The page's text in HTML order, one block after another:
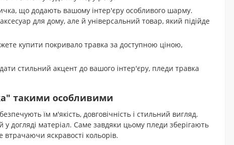
що додають вашому інтер'єру особливого шарму.
для дому, але й універсальний товар, який підійде
купити покривало травка за доступною ціною,
стильний акцент до вашого інтер'єру, пледи травка
такими особливими
їм м'якість, довговічність і стильний вигляд.
догляді матеріал. Саме завдяки цьому пледи зберігають
яскравості кольорів.